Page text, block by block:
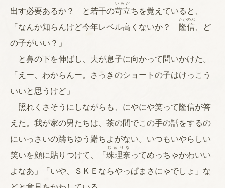
出す必要あるか？ と若干の苛立
いらだ
ちを覚えていると、
「なんか知らんけど今年レベル高くないか？ 隆信
たかのぶ
、ど
の子がいい？」
と鼻の下を伸ばし、夫が息子に向かって問いかけた。
「えー、わからんー。さっきのショートの子はけっこう
いいと思うけど」
照れくさそうにしながらも、にやにや笑って隆信が答
えた。我が家の男たちは、茶の間でこの手の話をするの
にいっさいの躊ちゆう躇ちよがない。いつもいやらしい
笑いを顔に貼りつけて、「珠理奈
じゅりな
ってめっちゃかわいい
よなあ」「いや、ＳＫＥならやっぱまさにゃでしょ」な